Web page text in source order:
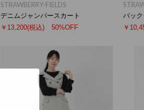
STRAWBERRY-FIELDS
デニムジャンパースカート
￥13,200(税込) 50%OFF
バッ
￥